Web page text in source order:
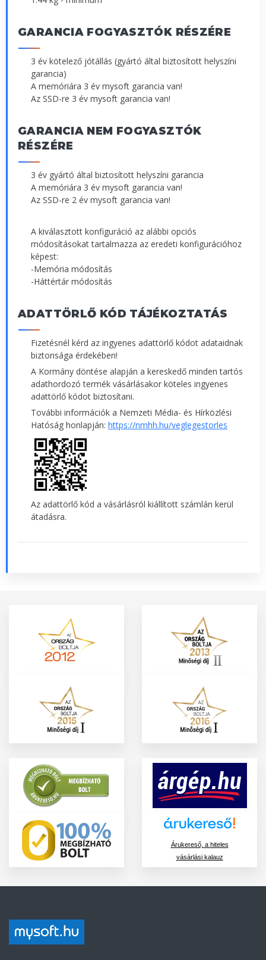
GARANCIA FOGYASZTÓK RÉSZÉRE
3 év kötelező jótállás (gyártó által biztosított helyszíni
garancia)
A memóriára 3 év mysoft garancia van!
Az SSD-re 3 év mysoft garancia van!
GARANCIA NEM FOGYASZTÓK
RÉSZÉRE
3 év gyártó által biztosított helyszíni garancia
A memóriára 3 év mysoft garancia van!
Az SSD-re 2 év mysoft garancia van!
A kiválasztott konfiguráció az alábbi opciós
módosításokat tartalmazza az eredeti konfigurációhoz
képest:
-Memória módosítás
-Háttértár módosítás
ADATTÖRLŐ KÓD TÁJÉKOZTATÁS
Fizetésnél kérd az ingyenes adattörlő kódot adataidnak
biztonsága érdekében!
A Kormány döntése alapján a kereskedő minden tartós
adathordozó termék vásárlásakor köteles ingyenes
adattörlő kódot biztosítani.
További információk a Nemzeti Média- és Hírközlési
Hatóság honlapján: https://nmhh.hu/veglegestorles
Az adattörlő kód a vásárlásról kiállított számlán kerül
átadásra.
Árukereső, a hiteles
vásárlási kalauz